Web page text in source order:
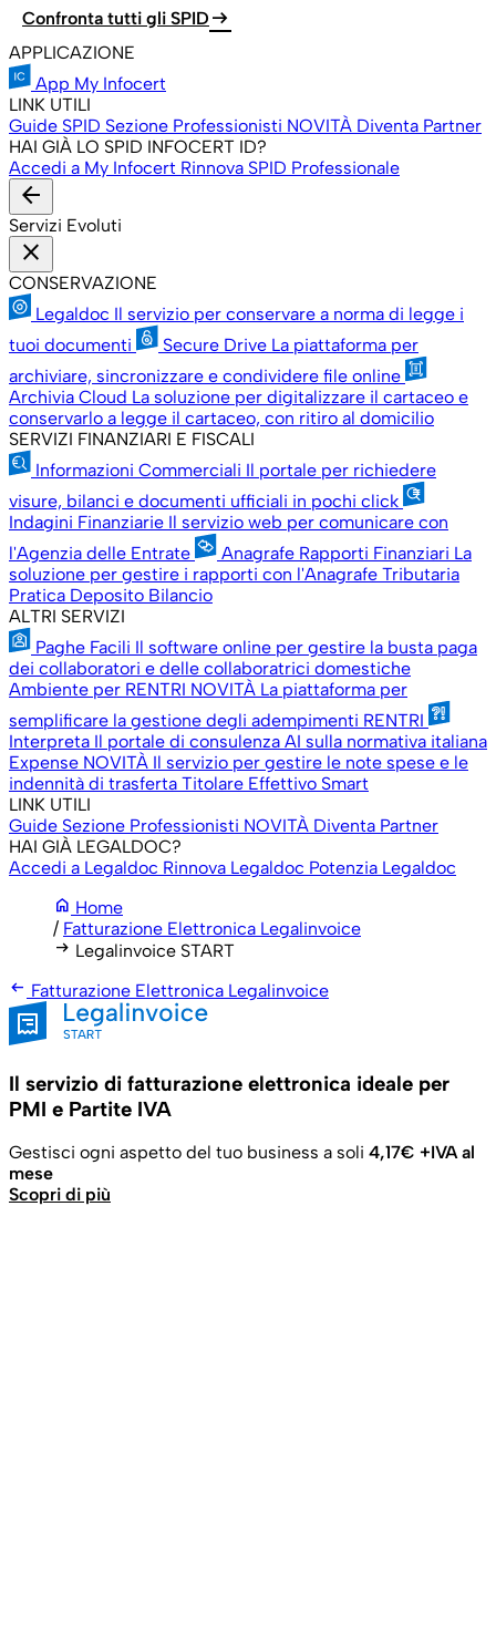
Confronta tutti gli SPID arrow_right_alt
APPLICAZIONE
App My Infocert
LINK UTILI
Guide SPID Sezione Professionisti NOVITÀ Diventa Partner
HAI GIÀ LO SPID INFOCERT ID?
Accedi a My Infocert Rinnova SPID Professionale
arrow_back
Servizi Evoluti
close
CONSERVAZIONE
Legaldoc Il servizio per conservare a norma di legge i
tuoi documenti
Secure Drive La piattaforma per
archiviare, sincronizzare e condividere file online
Archivia Cloud La soluzione per digitalizzare il cartaceo e
conservarlo a legge il cartaceo, con ritiro al domicilio
SERVIZI FINANZIARI E FISCALI
Informazioni Commerciali Il portale per richiedere
visure, bilanci e documenti ufficiali in pochi click
Indagini Finanziarie Il servizio web per comunicare con
l'Agenzia delle Entrate
Anagrafe Rapporti Finanziari La
soluzione per gestire i rapporti con l'Anagrafe Tributaria
Pratica Deposito Bilancio
ALTRI SERVIZI
Paghe Facili Il software online per gestire la busta paga
dei collaboratori e delle collaboratrici domestiche
Ambiente per RENTRI NOVITÀ La piattaforma per
semplificare la gestione degli adempimenti RENTRI
Interpreta Il portale di consulenza AI sulla normativa italiana
Expense NOVITÀ Il servizio per gestire le note spese e le
indennità di trasferta Titolare Effettivo Smart
LINK UTILI
Guide Sezione Professionisti NOVITÀ Diventa Partner
HAI GIÀ LEGALDOC?
Accedi a Legaldoc Rinnova Legaldoc Potenzia Legaldoc
home Home
/ Fatturazione Elettronica Legalinvoice
arrow_right_alt Legalinvoice START
arrow_left_alt Fatturazione Elettronica Legalinvoice
Il servizio di fatturazione elettronica ideale per
PMI e Partite IVA
Gestisci ogni aspetto del tuo business a soli 4,17€ +IVA al
mese
Scopri di più